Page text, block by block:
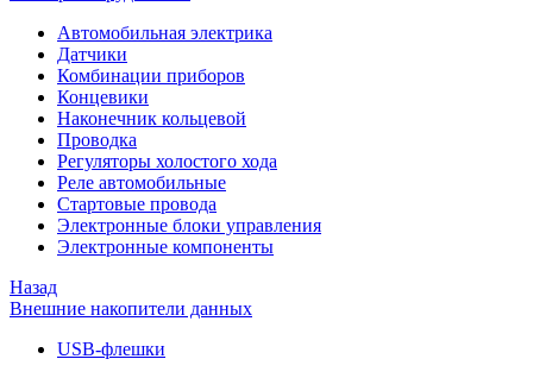
Автомобильная электрика
Датчики
Комбинации приборов
Концевики
Наконечник кольцевой
Проводка
Регуляторы холостого хода
Реле автомобильные
Стартовые провода
Электронные блоки управления
Электронные компоненты
Назад
Внешние накопители данных
USB-флешки